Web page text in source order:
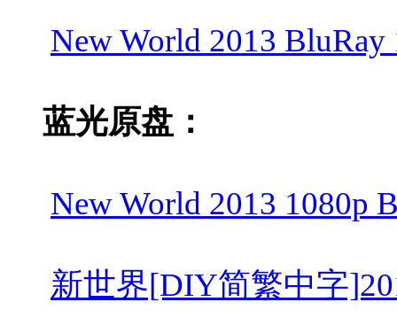
New World 2013
蓝光原盘：
New World 2013 1080p
新世界[DIY简繁中字